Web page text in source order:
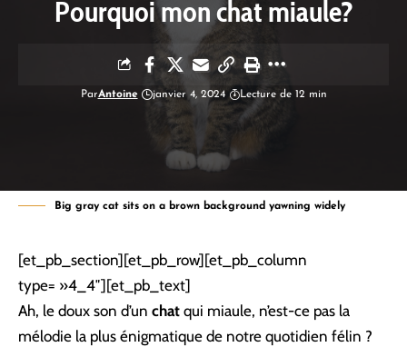
Pourquoi mon chat miaule?
ParAntoine janvier 4, 2024 Lecture de 12 min
Big gray cat sits on a brown background yawning widely
[et_pb_section][et_pb_row][et_pb_column
type= »4_4″][et_pb_text]
Ah, le doux son d’un chat qui miaule, n’est-ce pas la
mélodie la plus énigmatique de notre quotidien félin ?